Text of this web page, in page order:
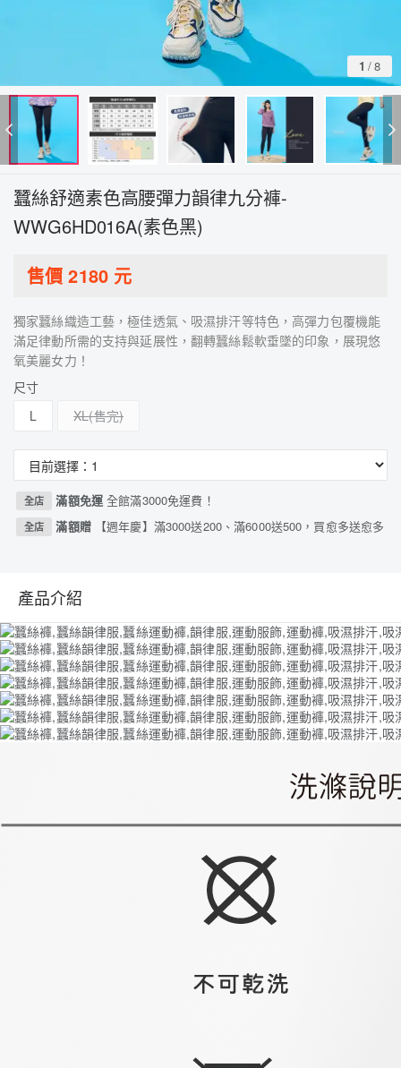
1 /8
蠶絲舒適素色高腰彈力韻律九分褲-
WWG6HD016A(素色黑)
售價2180元
獨家蠶絲織造工藝，極佳透氣、吸濕排汗等特色，高彈力包覆機能
滿足律動所需的支持與延展性，翻轉蠶絲鬆軟垂墜的印象，展現悠
氧美麗女力！
尺寸
L
XL
全店 滿額免運全館滿3000免運費！
全店 滿額贈 【週年慶】滿3000送200、滿6000送500，買愈多送愈多
產品介紹